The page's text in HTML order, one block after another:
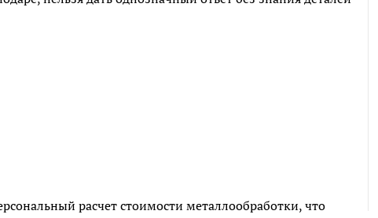
расчет стоимости металлообработки, что